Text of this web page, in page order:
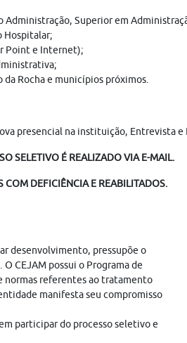
Superior em
Hospitalar;
Point e Internet);
Rocha e municípios próximos.
presencial na instituição, Entrevista e
SELETIVO É REALIZADO VIA E-MAIL.
COM DEFICIÊNCIA E REABILITADOS.
desenvolvimento, pressupõe o
CEJAM possui o Programa de
normas referentes ao tratamento
manifesta seu compromisso
participar do processo seletivo e